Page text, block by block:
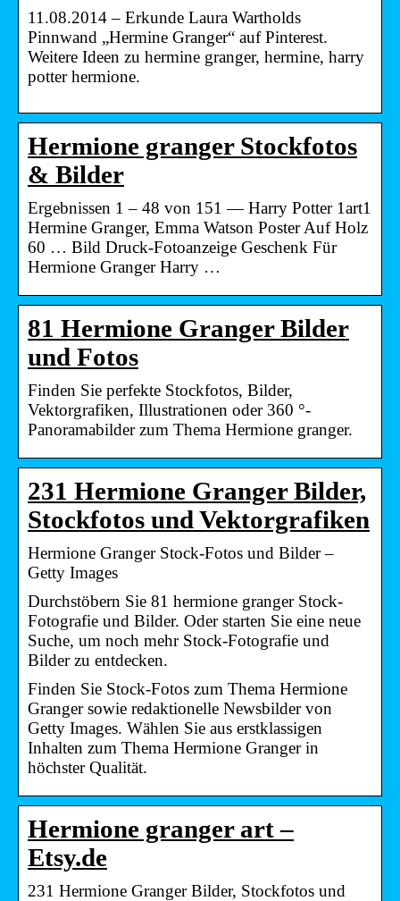
11.08.2014 – Erkunde Laura Wartholds
Pinnwand „Hermine Granger“ auf Pinterest.
Weitere Ideen zu hermine granger, hermine, harry
potter hermione.
Hermione granger Stockfotos
& Bilder
Ergebnissen 1 – 48 von 151 — Harry Potter 1art1
Hermine Granger, Emma Watson Poster Auf Holz
60 … Bild Druck-Fotoanzeige Geschenk Für
Hermione Granger Harry …
81 Hermione Granger Bilder
und Fotos
Finden Sie perfekte Stockfotos, Bilder,
Vektorgrafiken, Illustrationen oder 360 °-
Panoramabilder zum Thema Hermione granger.
231 Hermione Granger Bilder,
Stockfotos und Vektorgrafiken
Hermione Granger Stock-Fotos und Bilder –
Getty Images
Durchstöbern Sie 81 hermione granger Stock-
Fotografie und Bilder. Oder starten Sie eine neue
Suche, um noch mehr Stock-Fotografie und
Bilder zu entdecken.
Finden Sie Stock-Fotos zum Thema Hermione
Granger sowie redaktionelle Newsbilder von
Getty Images. Wählen Sie aus erstklassigen
Inhalten zum Thema Hermione Granger in
höchster Qualität.
Hermione granger art –
Etsy.de
231 Hermione Granger Bilder, Stockfotos und